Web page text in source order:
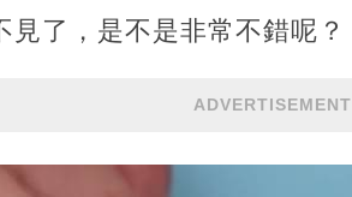
了，是不是非常不錯呢？
ADVERTISEMENT